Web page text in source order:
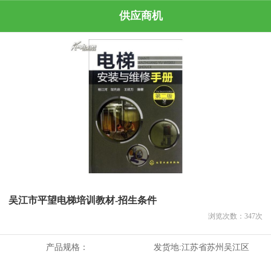
供应商机
吴江市平望电梯培训教材-招生条件
浏览次数： 347次
产品规格： 发货地:江苏省苏州吴江区